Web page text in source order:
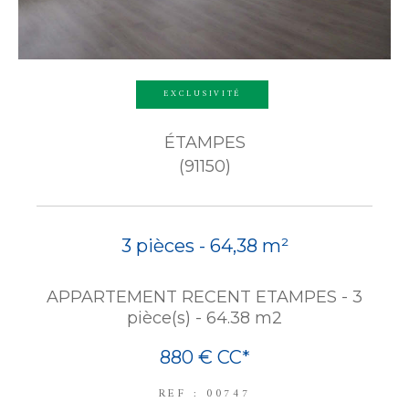
EXCLUSIVITÉ
ÉTAMPES
(91150)
3 pièces - 64,38 m²
APPARTEMENT RECENT ETAMPES - 3
pièce(s) - 64.38 m2
880 € CC*
REF : 00747